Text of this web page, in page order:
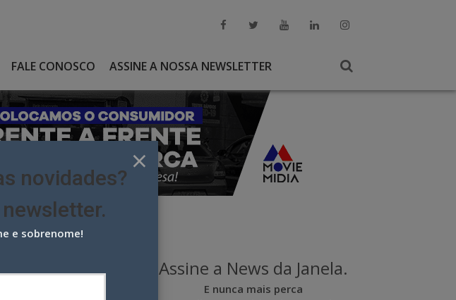
FALE CONOSCO ASSINE A NOSSA NEWSLETTER
Assine a News da Janela.
E nunca mais perca
×
novidades?
e sobrenome!